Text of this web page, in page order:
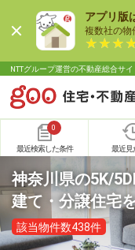
アプリ版
複数社の物
NTTグループ運営の不動産総合サ
0
最近検索した条件 最近見
神奈川県の5K/
建て・分譲住宅
該当物件数438件